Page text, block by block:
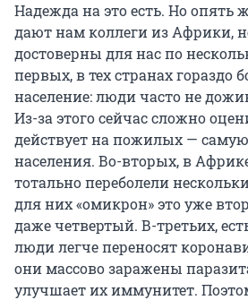
Надежда на это есть. Но опять
дают нам коллеги из Африки,
достоверны для нас по
первых, в тех странах гораздо
население: люди часто не
Из-за этого сейчас сложно
действует на пожилых —
населения. Во-вторых, в
тотально переболели
для них «омикрон» это уже
даже четвертый. В-третьих,
люди легче переносят
они массово заражены
улучшает их иммунитет.